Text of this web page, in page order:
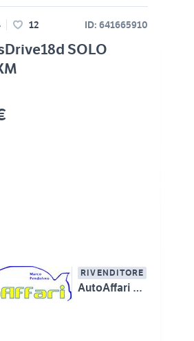
12 ID: 641665910
SOLO
RIVENDITORE
AutoAffari Marco Pendolino SS115 km233 Licata (AG)